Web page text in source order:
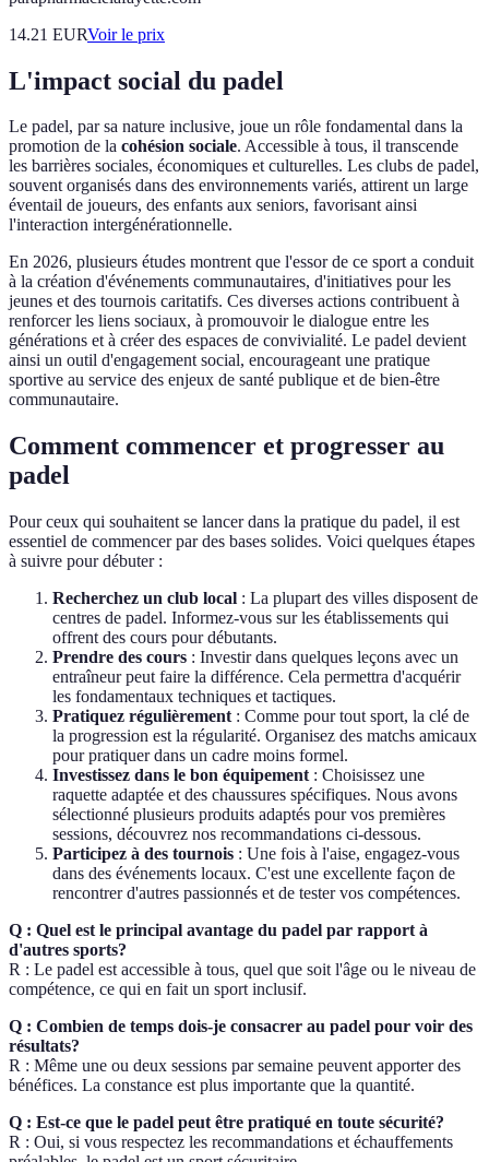
14.21 EURVoir le prix
L'impact social du padel
Le padel, par sa nature inclusive, joue un rôle fondamental dans la
promotion de la cohésion sociale. Accessible à tous, il transcende
les barrières sociales, économiques et culturelles. Les clubs de padel,
souvent organisés dans des environnements variés, attirent un large
éventail de joueurs, des enfants aux seniors, favorisant ainsi
l'interaction intergénérationnelle.
En 2026, plusieurs études montrent que l'essor de ce sport a conduit
à la création d'événements communautaires, d'initiatives pour les
jeunes et des tournois caritatifs. Ces diverses actions contribuent à
renforcer les liens sociaux, à promouvoir le dialogue entre les
générations et à créer des espaces de convivialité. Le padel devient
ainsi un outil d'engagement social, encourageant une pratique
sportive au service des enjeux de santé publique et de bien-être
communautaire.
Comment commencer et progresser au
padel
Pour ceux qui souhaitent se lancer dans la pratique du padel, il est
essentiel de commencer par des bases solides. Voici quelques étapes
à suivre pour débuter :
Recherchez un club local : La plupart des villes disposent de
centres de padel. Informez-vous sur les établissements qui
offrent des cours pour débutants.
Prendre des cours : Investir dans quelques leçons avec un
entraîneur peut faire la différence. Cela permettra d'acquérir
les fondamentaux techniques et tactiques.
Pratiquez régulièrement : Comme pour tout sport, la clé de
la progression est la régularité. Organisez des matchs amicaux
pour pratiquer dans un cadre moins formel.
Investissez dans le bon équipement : Choisissez une
raquette adaptée et des chaussures spécifiques. Nous avons
sélectionné plusieurs produits adaptés pour vos premières
sessions, découvrez nos recommandations ci-dessous.
Participez à des tournois : Une fois à l'aise, engagez-vous
dans des événements locaux. C'est une excellente façon de
rencontrer d'autres passionnés et de tester vos compétences.
Q : Quel est le principal avantage du padel par rapport à
d'autres sports?
R : Le padel est accessible à tous, quel que soit l'âge ou le niveau de
compétence, ce qui en fait un sport inclusif.
Q : Combien de temps dois-je consacrer au padel pour voir des
résultats?
R : Même une ou deux sessions par semaine peuvent apporter des
bénéfices. La constance est plus importante que la quantité.
Q : Est-ce que le padel peut être pratiqué en toute sécurité?
R : Oui, si vous respectez les recommandations et échauffements